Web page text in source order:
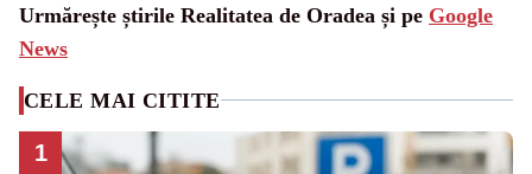
Urmărește știrile Realitatea de Oradea și pe Google
News
CELE MAI CITITE
1